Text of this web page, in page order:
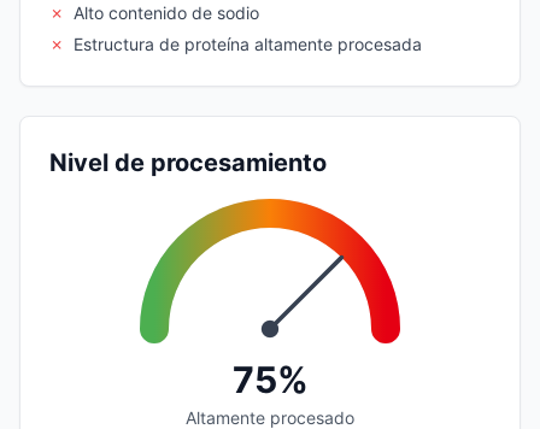
✗
Alto contenido de sodio
✗
Estructura de proteína altamente procesada
Nivel de procesamiento
75%
Altamente procesado